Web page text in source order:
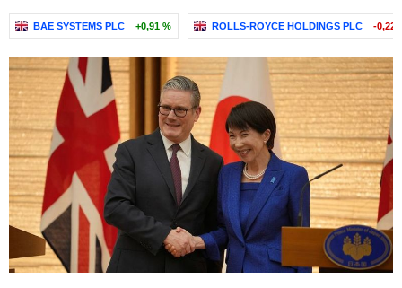
BAE SYSTEMS PLC +0,91 % ROLLS-ROYCE HOLDINGS PLC -0,22